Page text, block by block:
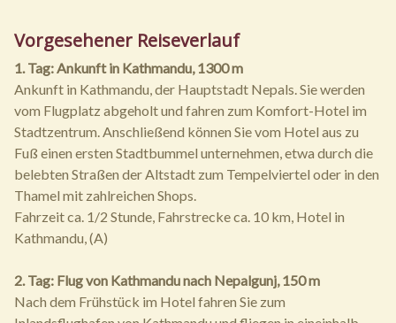
Vorgesehener Reiseverlauf
1. Tag: Ankunft in Kathmandu, 1300 m
Ankunft in Kathmandu, der Hauptstadt Nepals. Sie werden
vom Flugplatz abgeholt und fahren zum Komfort-Hotel im
Stadtzentrum. Anschließend können Sie vom Hotel aus zu
Fuß einen ersten Stadtbummel unternehmen, etwa durch die
belebten Straßen der Altstadt zum Tempelviertel oder in den
Thamel mit zahlreichen Shops.
Fahrzeit ca. 1/2 Stunde, Fahrstrecke ca. 10 km, Hotel in
Kathmandu, (A)
2. Tag: Flug von Kathmandu nach Nepalgunj, 150 m
Nach dem Frühstück im Hotel fahren Sie zum